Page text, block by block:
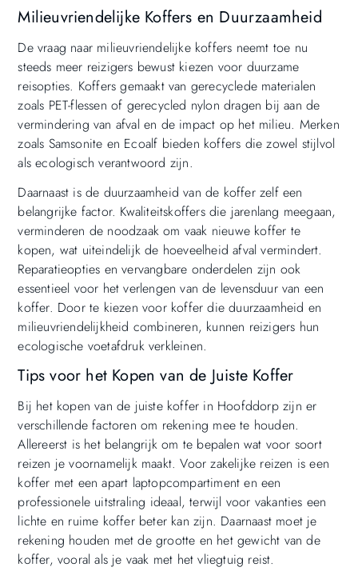
Milieuvriendelijke Koffers en Duurzaamheid
De vraag naar milieuvriendelijke koffers neemt toe nu
steeds meer reizigers bewust kiezen voor duurzame
reisopties. Koffers gemaakt van gerecyclede materialen
zoals PET-flessen of gerecycled nylon dragen bij aan de
vermindering van afval en de impact op het milieu. Merken
zoals Samsonite en Ecoalf bieden koffers die zowel stijlvol
als ecologisch verantwoord zijn.
Daarnaast is de duurzaamheid van de koffer zelf een
belangrijke factor. Kwaliteitskoffers die jarenlang meegaan,
verminderen de noodzaak om vaak nieuwe koffer te
kopen, wat uiteindelijk de hoeveelheid afval vermindert.
Reparatieopties en vervangbare onderdelen zijn ook
essentieel voor het verlengen van de levensduur van een
koffer. Door te kiezen voor koffer die duurzaamheid en
milieuvriendelijkheid combineren, kunnen reizigers hun
ecologische voetafdruk verkleinen.
Tips voor het Kopen van de Juiste Koffer
Bij het kopen van de juiste koffer in Hoofddorp zijn er
verschillende factoren om rekening mee te houden.
Allereerst is het belangrijk om te bepalen wat voor soort
reizen je voornamelijk maakt. Voor zakelijke reizen is een
koffer met een apart laptopcompartiment en een
professionele uitstraling ideaal, terwijl voor vakanties een
lichte en ruime koffer beter kan zijn. Daarnaast moet je
rekening houden met de grootte en het gewicht van de
koffer, vooral als je vaak met het vliegtuig reist.